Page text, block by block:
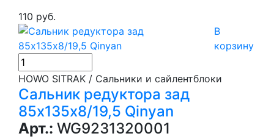
110 руб.
В
корзину
HOWO SITRAK / Сальники и сайлентблоки
Сальник редуктора зад
85х135х8/19,5 Qinyan
Арт.: WG9231320001